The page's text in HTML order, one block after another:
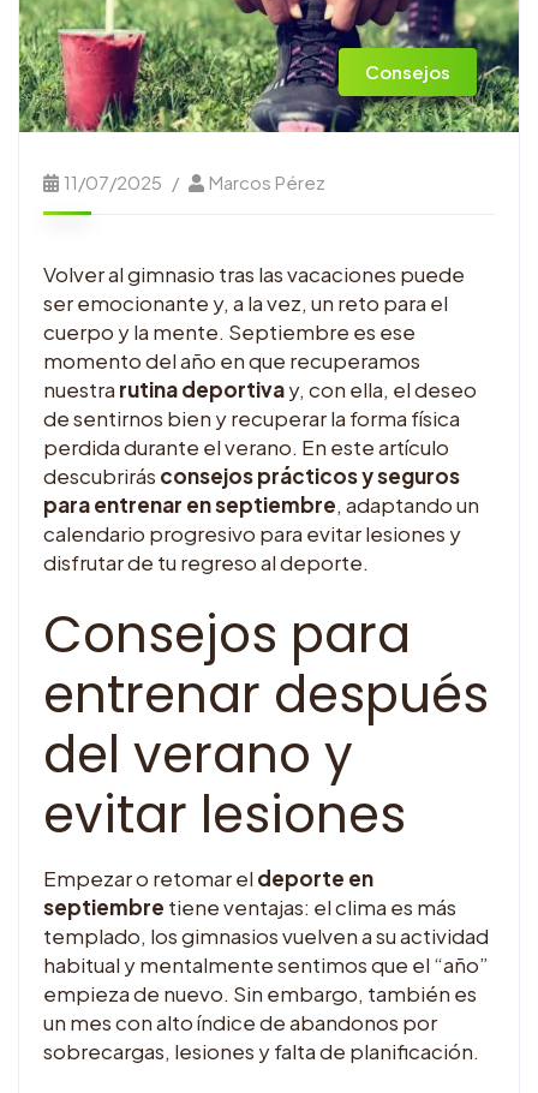
Consejos
11/07/2025 Marcos Pérez
Volver al gimnasio tras las vacaciones puede
ser emocionante y, a la vez, un reto para el
cuerpo y la mente. Septiembre es ese
momento del año en que recuperamos
nuestra rutina deportivay, con ella, el deseo
de sentirnos bien y recuperar la forma física
perdida durante el verano. En este artículo
descubrirás consejos prácticos y seguros
para entrenar en septiembre, adaptando un
calendario progresivo para evitar lesiones y
disfrutar de tu regreso al deporte.
Consejos para
entrenar después
del verano y
evitar lesiones
Empezar o retomar el deporte en
septiembre tiene ventajas: el clima es más
templado, los gimnasios vuelven a su actividad
habitual y mentalmente sentimos que el “año”
empieza de nuevo. Sin embargo, también es
un mes con alto índice de abandonos por
sobrecargas, lesiones y falta de planificación.